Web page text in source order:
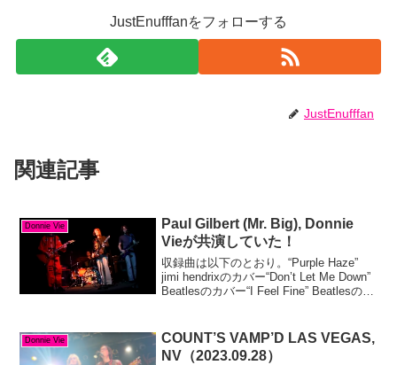
JustEnufffanをフォローする
JustEnufffan
関連記事
Donnie Vie
Paul Gilbert (Mr. Big), Donnie
Vieが共演していた！
収録曲は以下のとおり。“Purple Haze”
jimi hendrixのカバー“Don’t Let Me Down”
Beatlesのカバー“I Feel Fine” Beatlesのカ
Donnie Vie
COUNT’S VAMP’D LAS VEGAS,
NV（2023.09.28）